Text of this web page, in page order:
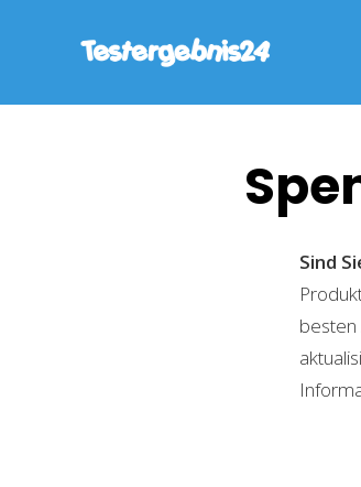
Sind
besten